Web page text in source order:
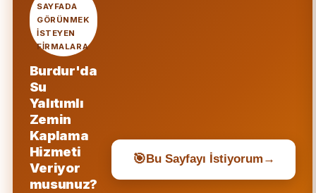
SAYFADA
GÖRÜNMEK
ISTEYEN
FIRMALARA
Burdur'da
Su
Yalıtımlı
Zemin
Kaplama
Hizmeti
Veriyor
musunuz?
🎯 Bu Sayfayı İstiyorum →